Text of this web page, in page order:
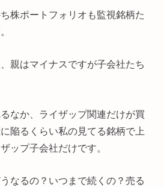
株ポートフォリオも監視銘柄た
親はマイナスですが子会社たち
なか、ライザップ関連だけが買
陥るくらい私の見てる銘柄で上
ップ子会社だけです。
なるの？いつまで続くの？売る